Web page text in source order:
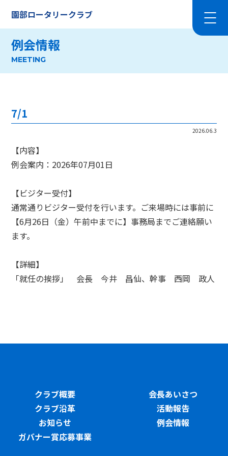
園部ロータリークラブ
例会情報
MEETING
7/1
2026.06.3
【内容】
例会案内：2026年07月01日
【ビジター受付】
通常通りビジター受付を行います。ご来場時には事前に
【6月26日（金）午前中までに】事務局までご連絡願い
ます。
【詳細】
「就任の挨拶」 会長 今井 昌仙、幹事 西岡 政人
クラブ概要
会長あいさつ
クラブ沿革
活動報告
お知らせ
例会情報
ガバナー賞応募事業